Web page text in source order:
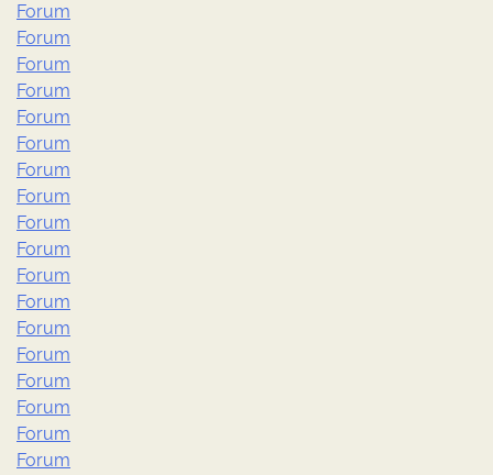
Forum
Forum
Forum
Forum
Forum
Forum
Forum
Forum
Forum
Forum
Forum
Forum
Forum
Forum
Forum
Forum
Forum
Forum